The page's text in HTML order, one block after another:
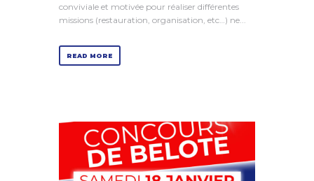
conviviale et motivée pour réaliser différentes
missions (restauration, organisation, etc…) ne...
READ MORE